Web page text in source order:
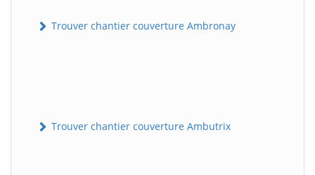
Trouver chantier couverture Ambronay
Trouver chantier couverture Ambutrix